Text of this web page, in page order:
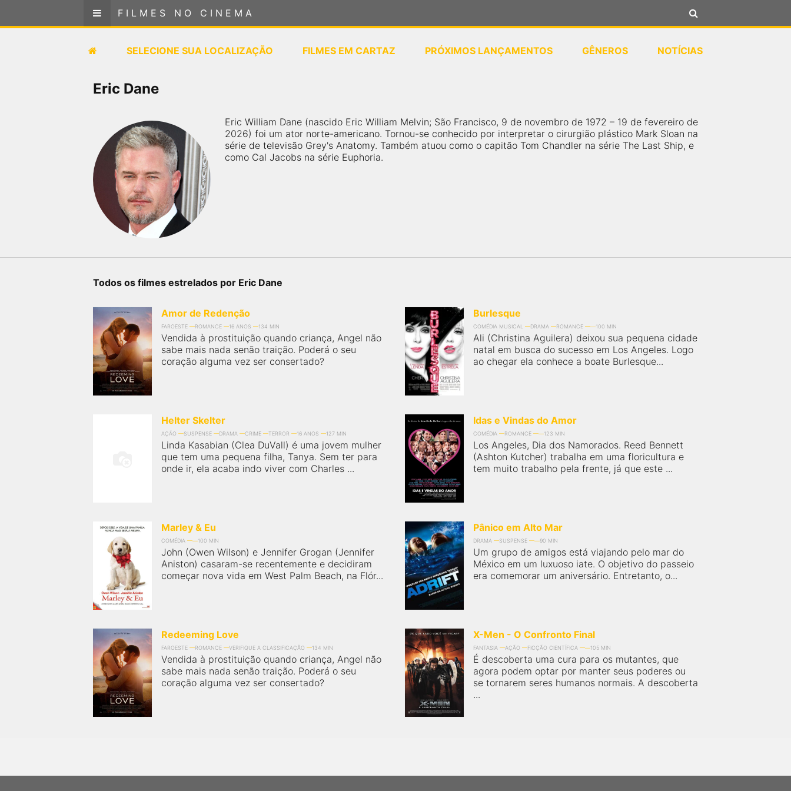
FILMES NO CINEMA
SELECIONE SUA LOCALIZAÇÃO FILMES EM CARTAZ PRÓXIMOS LANÇAMENTOS GÊNEROS NOTÍCIAS
Eric Dane
Eric William Dane (nascido Eric William Melvin; São Francisco, 9 de novembro de 1972 – 19 de fevereiro de
2026) foi um ator norte-americano. Tornou-se conhecido por interpretar o cirurgião plástico Mark Sloan na
série de televisão Grey's Anatomy. Também atuou como o capitão Tom Chandler na série The Last Ship, e
como Cal Jacobs na série Euphoria.
Todos os filmes estrelados por Eric Dane
Amor de Redenção
FAROESTE ROMANCE 16 ANOS 134 MIN
Vendida à prostituição quando criança, Angel não
sabe mais nada senão traição. Poderá o seu
coração alguma vez ser consertado?
Burlesque
COMÉDIA MUSICAL DRAMA ROMANCE 100 MIN
Ali (Christina Aguilera) deixou sua pequena cidade
natal em busca do sucesso em Los Angeles. Logo
ao chegar ela conhece a boate Burlesque...
Helter Skelter
AÇÃO SUSPENSE DRAMA CRIME TERROR 16 ANOS 127 MIN
Linda Kasabian (Clea DuVall) é uma jovem mulher
que tem uma pequena filha, Tanya. Sem ter para
onde ir, ela acaba indo viver com Charles ...
Idas e Vindas do Amor
COMÉDIA ROMANCE 123 MIN
Los Angeles, Dia dos Namorados. Reed Bennett
(Ashton Kutcher) trabalha em uma floricultura e
tem muito trabalho pela frente, já que este ...
Marley & Eu
COMÉDIA 100 MIN
John (Owen Wilson) e Jennifer Grogan (Jennifer
Aniston) casaram-se recentemente e decidiram
começar nova vida em West Palm Beach, na Flór...
Pânico em Alto Mar
DRAMA SUSPENSE 90 MIN
Um grupo de amigos está viajando pelo mar do
México em um luxuoso iate. O objetivo do passeio
era comemorar um aniversário. Entretanto, o...
Redeeming Love
FAROESTE ROMANCE VERIFIQUE A CLASSIFICAÇÃO 134 MIN
Vendida à prostituição quando criança, Angel não
sabe mais nada senão traição. Poderá o seu
coração alguma vez ser consertado?
X-Men - O Confronto Final
FANTASIA AÇÃO FICÇÃO CIENTÍFICA 105 MIN
É descoberta uma cura para os mutantes, que
agora podem optar por manter seus poderes ou
se tornarem seres humanos normais. A descoberta
...
FILMES NO CINEMA
SELECIONE SUA LOCALIZAÇÃO
PÁGINA INICIAL
é o maior localizador de
sobre cinemas, horários, assistir aos trailers e muito